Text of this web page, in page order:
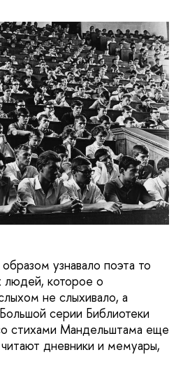
узнавало поэта то
людей, которое о
не слыхивало, а
серии Библиотеки
стихами Мандельштама еще
дневники и мемуары,